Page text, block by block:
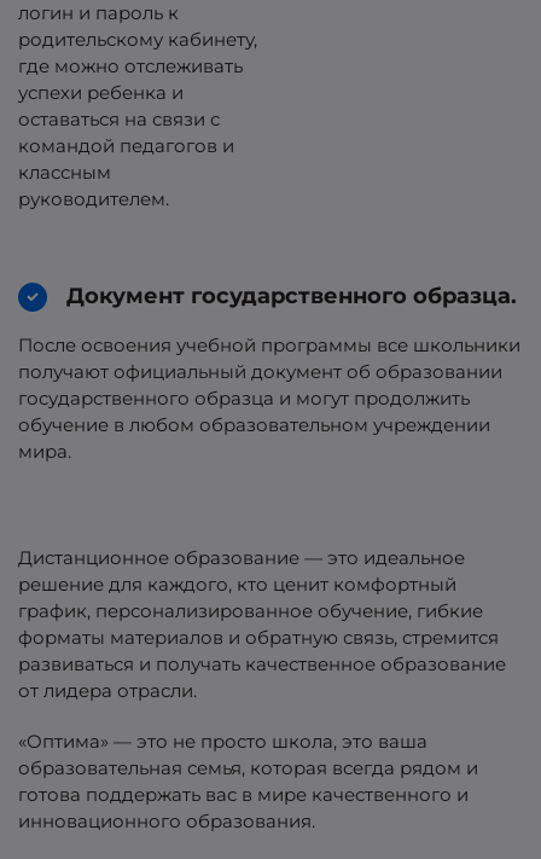
логин и пароль к
родительскому кабинету,
где можно отслеживать
успехи ребенка и
оставаться на связи с
командой педагогов и
классным
руководителем.
Документ государственного образца.
После освоения учебной программы все школьники
получают официальный документ об образовании
государственного образца и могут продолжить
обучение в любом образовательном учреждении
мира.
Дистанционное образование — это идеальное
решение для каждого, кто ценит комфортный
график, персонализированное обучение, гибкие
форматы материалов и обратную связь, стремится
развиваться и получать качественное образование
от лидера отрасли.
«Оптима» — это не просто школа, это ваша
образовательная семья, которая всегда рядом и
готова поддержать вас в мире качественного и
инновационного образования.